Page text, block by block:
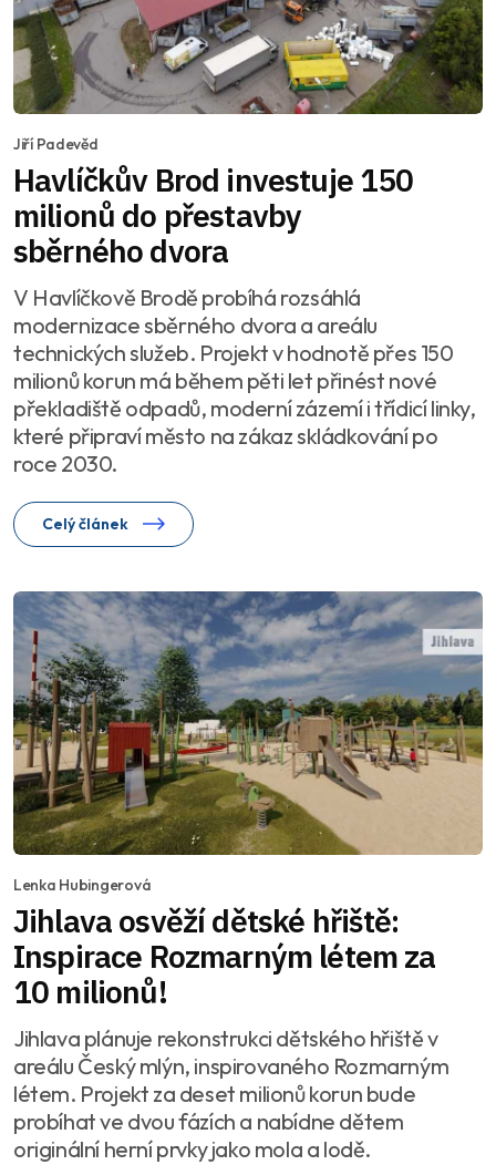
Jiří Padevěd
Havlíčkův Brod investuje 150
milionů do přestavby
sběrného dvora
V Havlíčkově Brodě probíhá rozsáhlá
modernizace sběrného dvora a areálu
technických služeb. Projekt v hodnotě přes 150
milionů korun má během pěti let přinést nové
překladiště odpadů, moderní zázemí i třídicí linky,
které připraví město na zákaz skládkování po
roce 2030.
Celý článek
Lenka Hubingerová
Jihlava osvěží dětské hřiště:
Inspirace Rozmarným létem za
10 milionů!
Jihlava plánuje rekonstrukci dětského hřiště v
areálu Český mlýn, inspirovaného Rozmarným
létem. Projekt za deset milionů korun bude
probíhat ve dvou fázích a nabídne dětem
originální herní prvky jako mola a lodě.